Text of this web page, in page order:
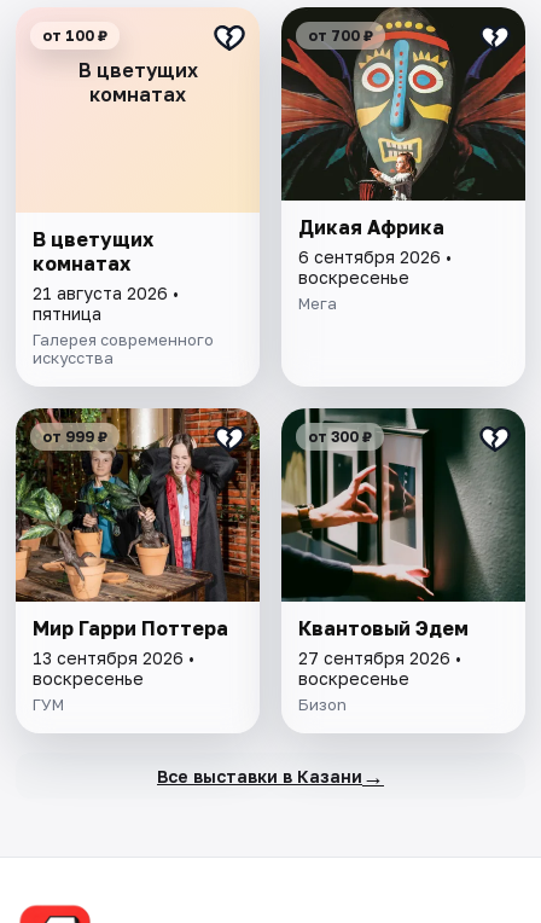
В цветущих
комнатах
от 100 ₽
В цветущих
комнатах
21 августа 2026 •
пятница
Галерея современного
искусства
от 700 ₽
Дикая Африка
6 сентября 2026 •
воскресенье
Мега
от 999 ₽
Мир Гарри Поттера
13 сентября 2026 •
воскресенье
ГУМ
от 300 ₽
Квантовый Эдем
27 сентября 2026 •
воскресенье
Бизon
Все выставки в Казани →